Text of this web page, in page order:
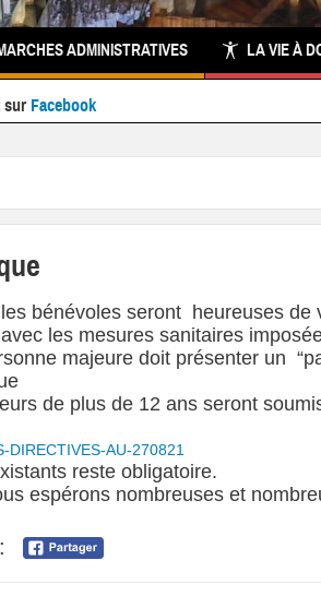
ADMINISTRATIVES LA VIE À
sur Facebook
bénévoles seront heureuses de
les mesures sanitaires
majeure doit présenter un
de plus de 12 ans seront
DIRECTIVES-AU-270821
reste obligatoire.
espérons nombreuses et